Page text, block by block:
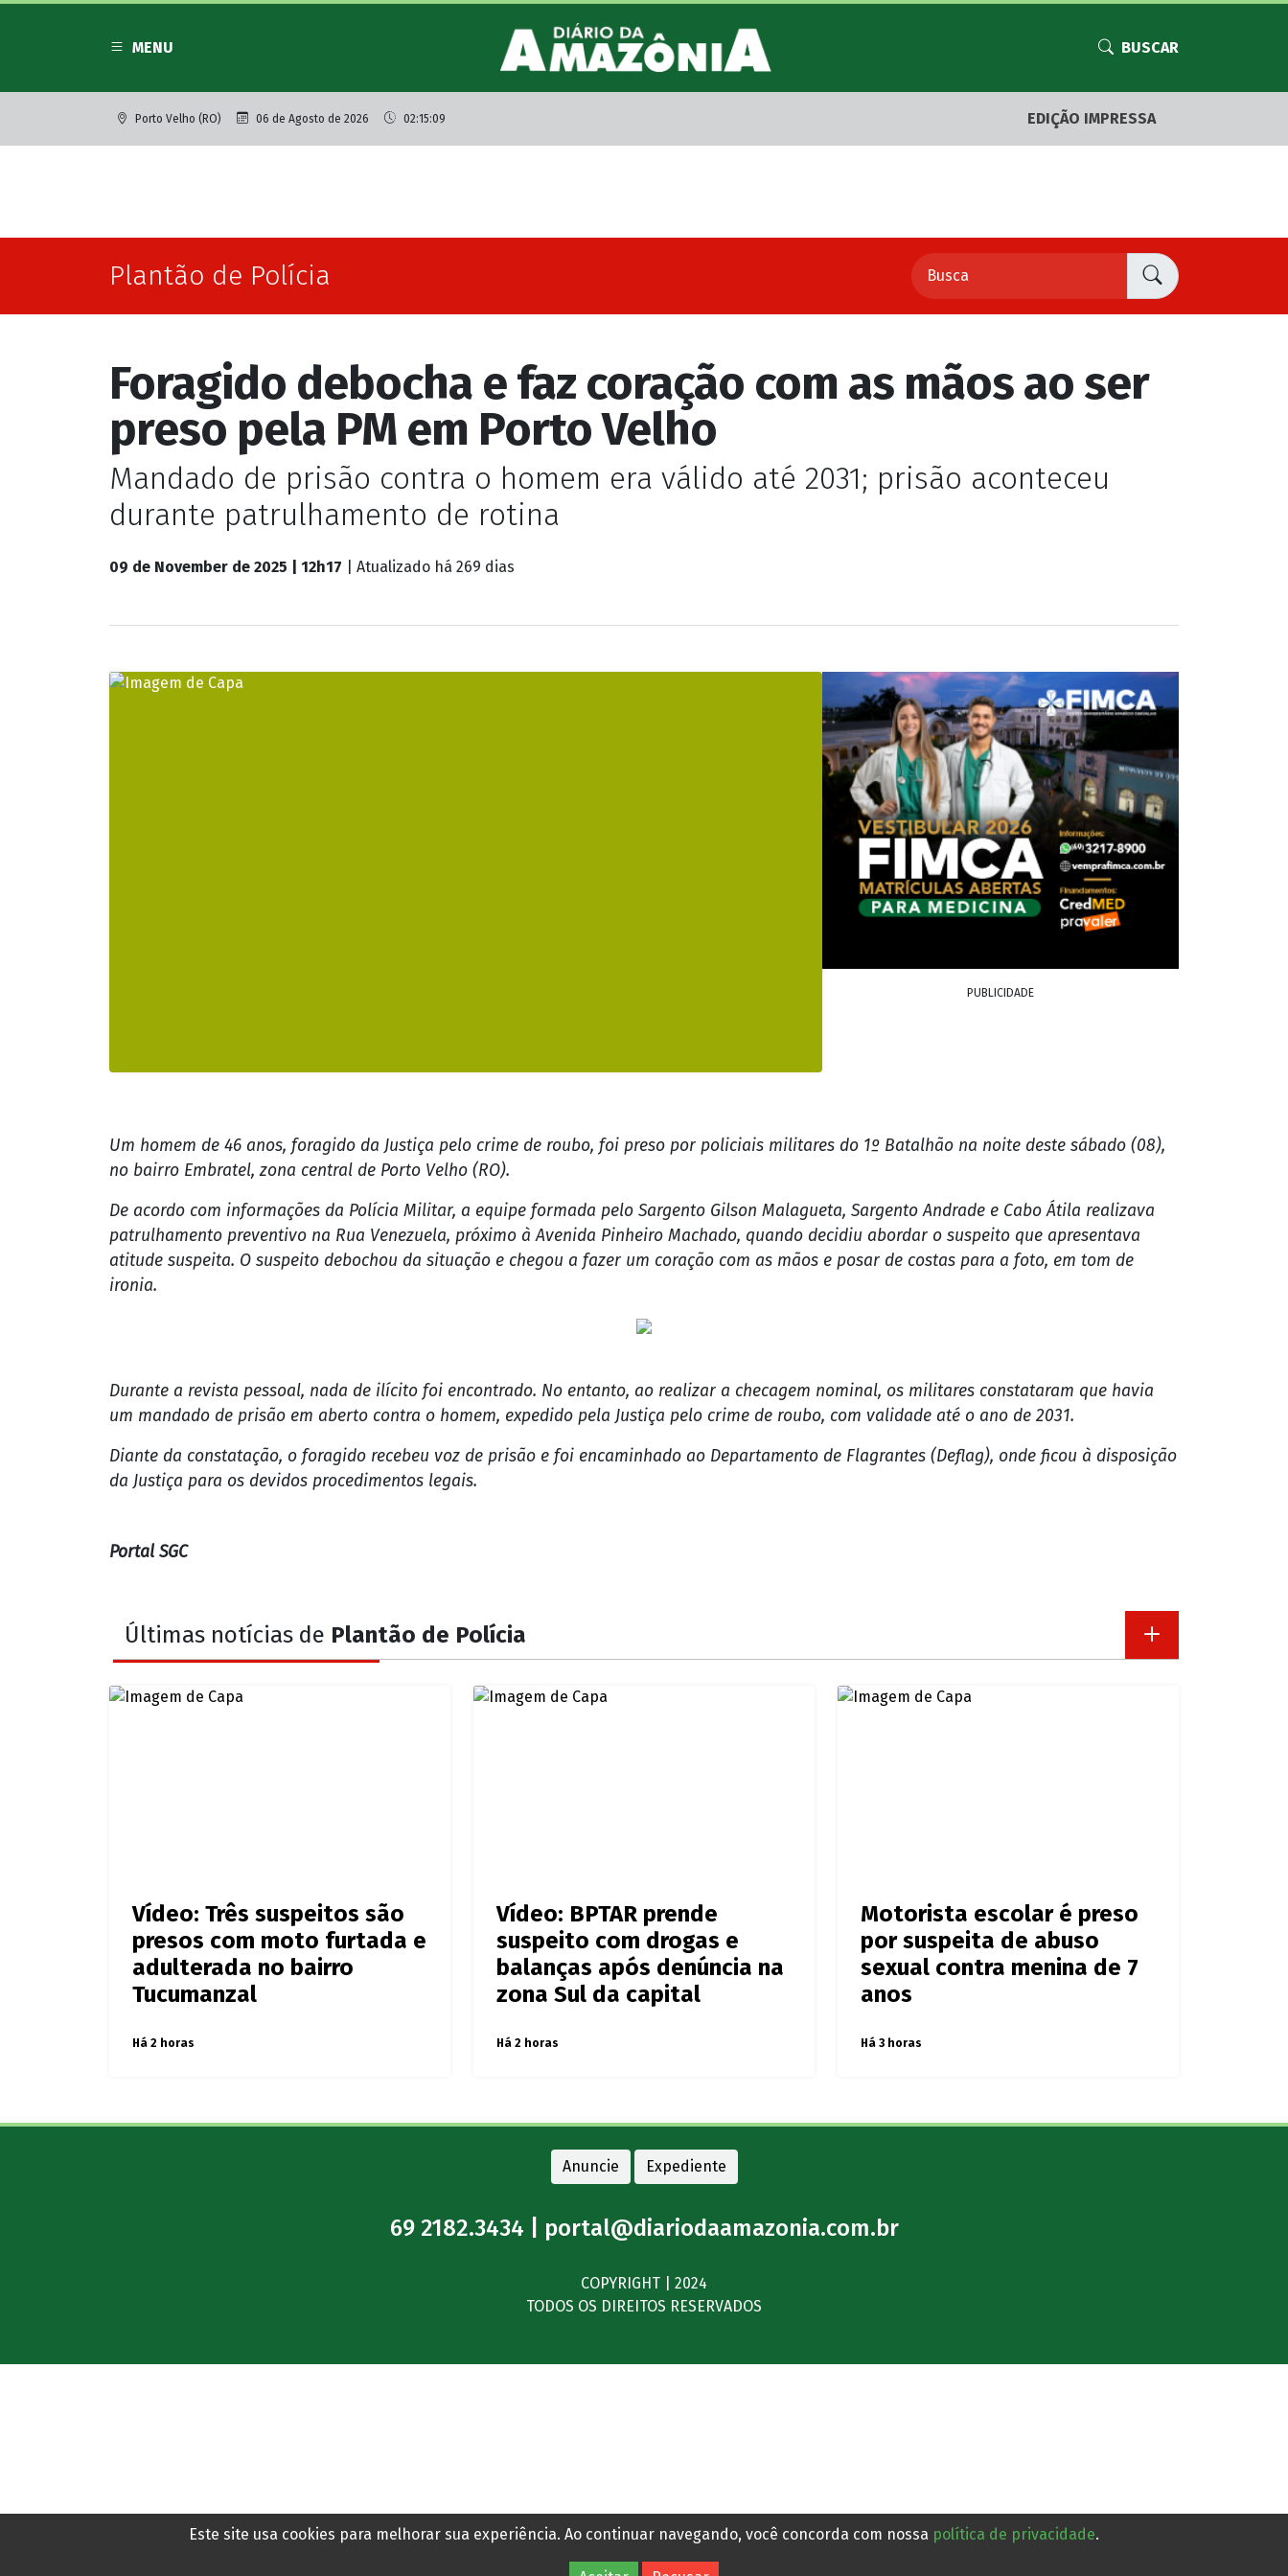
MENU BUSCAR
Porto Velho (RO) 06 de Agosto de 2026 02:15:09 EDIÇÃO IMPRESSA
Plantão de Polícia
Foragido debocha e faz coração com as mãos ao ser
preso pela PM em Porto Velho
Mandado de prisão contra o homem era válido até 2031; prisão aconteceu
durante patrulhamento de rotina
09 de November de 2025 | 12h17 | Atualizado há 269 dias
PUBLICIDADE
Um homem de 46 anos, foragido da Justiça pelo crime de roubo, foi preso por policiais militares do 1º Batalhão na noite deste sábado (08),
no bairro Embratel, zona central de Porto Velho (RO).
De acordo com informações da Polícia Militar, a equipe formada pelo Sargento Gilson Malagueta, Sargento Andrade e Cabo Átila realizava
patrulhamento preventivo na Rua Venezuela, próximo à Avenida Pinheiro Machado, quando decidiu abordar o suspeito que apresentava
atitude suspeita. O suspeito debochou da situação e chegou a fazer um coração com as mãos e posar de costas para a foto, em tom de
ironia.
Durante a revista pessoal, nada de ilícito foi encontrado. No entanto, ao realizar a checagem nominal, os militares constataram que havia
um mandado de prisão em aberto contra o homem, expedido pela Justiça pelo crime de roubo, com validade até o ano de 2031.
Diante da constatação, o foragido recebeu voz de prisão e foi encaminhado ao Departamento de Flagrantes (Deflag), onde ficou à disposição
da Justiça para os devidos procedimentos legais.
Portal SGC
Últimas notícias de Plantão de Polícia
Vídeo: Três suspeitos são
presos com moto furtada e
adulterada no bairro
Tucumanzal
Há 2 horas
Vídeo: BPTAR prende
suspeito com drogas e
balanças após denúncia na
zona Sul da capital
Há 2 horas
Motorista escolar é preso
por suspeita de abuso
sexual contra menina de 7
anos
Há 3 horas
Anuncie Expediente
69 2182.3434 | portal@diariodaamazonia.com.br
COPYRIGHT | 2024
TODOS OS DIREITOS RESERVADOS
Este site usa cookies para melhorar sua experiência. Ao continuar navegando, você concorda com nossa política de privacidade.